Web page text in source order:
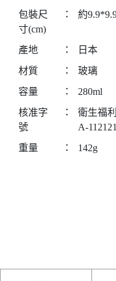
包裝尺
寸(cm)
： 約
產地 ：
日本
材質
：
玻璃
容量
：
280ml
核准字
號
：
衛生福
A-
重量
： 142g